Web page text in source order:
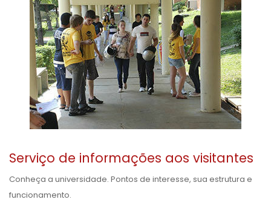
Serviço de informações aos visitantes
Conheça a universidade. Pontos de interesse, sua estrutura e
funcionamento.